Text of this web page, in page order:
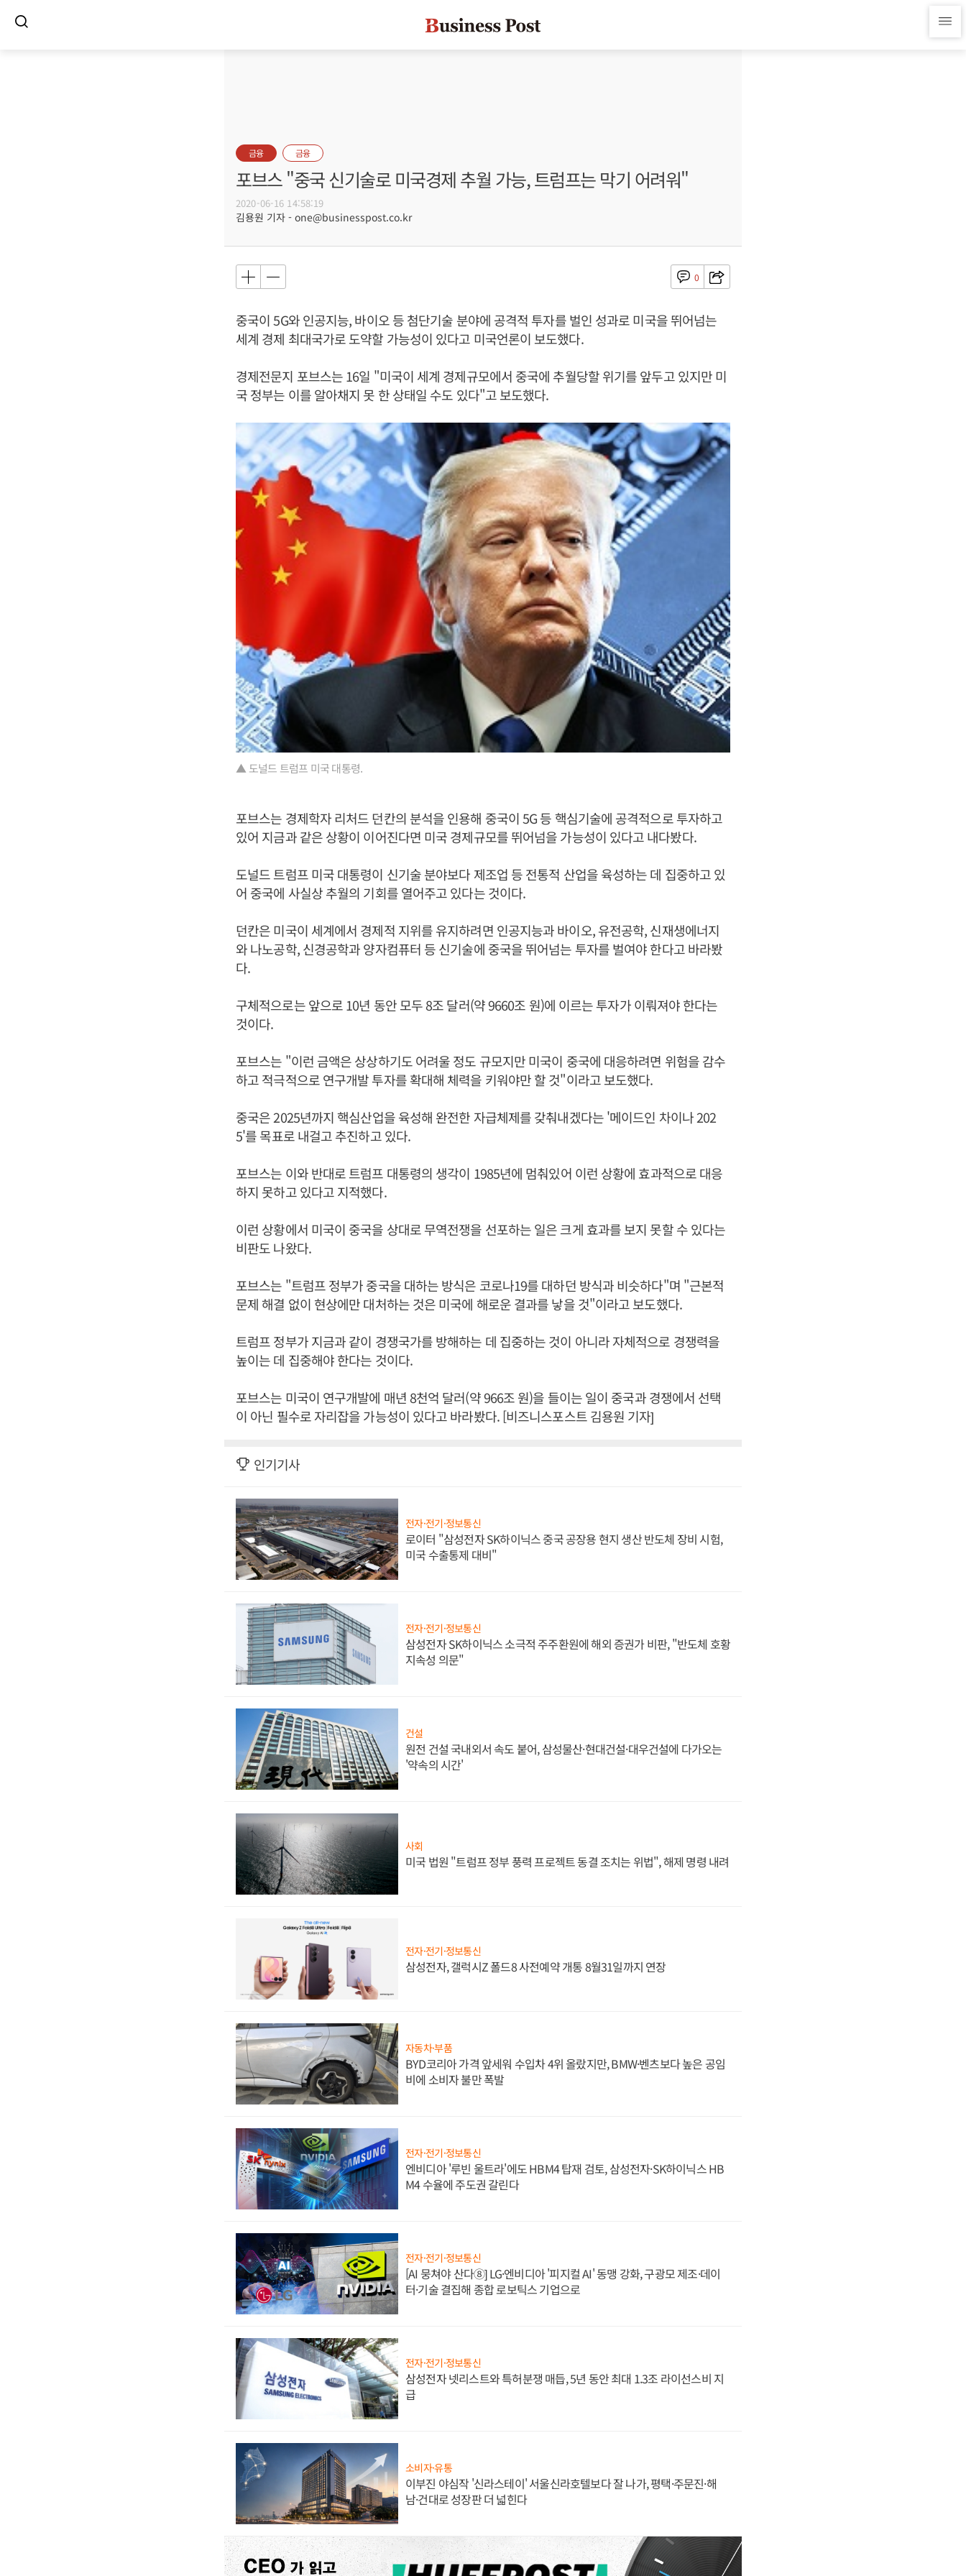
금융 금융
포브스 "중국 신기술로 미국경제 추월 가능, 트럼프는 막기 어려워"
2020-06-16 14:58:19
김용원 기자 - one@businesspost.co.kr
0
중국이 5G와 인공지능, 바이오 등 첨단기술 분야에 공격적 투자를 벌인 성과로 미국을 뛰어넘는
세계 경제 최대국가로 도약할 가능성이 있다고 미국언론이 보도했다.
경제전문지 포브스는 16일 "미국이 세계 경제규모에서 중국에 추월당할 위기를 앞두고 있지만 미
국 정부는 이를 알아채지 못 한 상태일 수도 있다"고 보도했다.
▲ 도널드 트럼프 미국 대통령.
포브스는 경제학자 리처드 던칸의 분석을 인용해 중국이 5G 등 핵심기술에 공격적으로 투자하고
있어 지금과 같은 상황이 이어진다면 미국 경제규모를 뛰어넘을 가능성이 있다고 내다봤다.
도널드 트럼프 미국 대통령이 신기술 분야보다 제조업 등 전통적 산업을 육성하는 데 집중하고 있
어 중국에 사실상 추월의 기회를 열어주고 있다는 것이다.
던칸은 미국이 세계에서 경제적 지위를 유지하려면 인공지능과 바이오, 유전공학, 신재생에너지
와 나노공학, 신경공학과 양자컴퓨터 등 신기술에 중국을 뛰어넘는 투자를 벌여야 한다고 바라봤
다.
구체적으로는 앞으로 10년 동안 모두 8조 달러(약 9660조 원)에 이르는 투자가 이뤄져야 한다는
것이다.
포브스는 "이런 금액은 상상하기도 어려울 정도 규모지만 미국이 중국에 대응하려면 위험을 감수
하고 적극적으로 연구개발 투자를 확대해 체력을 키워야만 할 것"이라고 보도했다.
중국은 2025년까지 핵심산업을 육성해 완전한 자급체제를 갖춰내겠다는 '메이드인 차이나 202
5'를 목표로 내걸고 추진하고 있다.
포브스는 이와 반대로 트럼프 대통령의 생각이 1985년에 멈춰있어 이런 상황에 효과적으로 대응
하지 못하고 있다고 지적했다.
이런 상황에서 미국이 중국을 상대로 무역전쟁을 선포하는 일은 크게 효과를 보지 못할 수 있다는
비판도 나왔다.
포브스는 "트럼프 정부가 중국을 대하는 방식은 코로나19를 대하던 방식과 비슷하다"며 "근본적
문제 해결 없이 현상에만 대처하는 것은 미국에 해로운 결과를 낳을 것"이라고 보도했다.
트럼프 정부가 지금과 같이 경쟁국가를 방해하는 데 집중하는 것이 아니라 자체적으로 경쟁력을
높이는 데 집중해야 한다는 것이다.
포브스는 미국이 연구개발에 매년 8천억 달러(약 966조 원)을 들이는 일이 중국과 경쟁에서 선택
이 아닌 필수로 자리잡을 가능성이 있다고 바라봤다. [비즈니스포스트 김용원 기자]
인기기사
전자·전기·정보통신
로이터 "삼성전자 SK하이닉스 중국 공장용 현지 생산 반도체 장비 시험,
미국 수출통제 대비"
전자·전기·정보통신
삼성전자 SK하이닉스 소극적 주주환원에 해외 증권가 비판, "반도체 호황
지속성 의문"
건설
원전 건설 국내외서 속도 붙어, 삼성물산·현대건설·대우건설에 다가오는
'약속의 시간'
사회
미국 법원 "트럼프 정부 풍력 프로젝트 동결 조치는 위법", 해제 명령 내려
전자·전기·정보통신
삼성전자, 갤럭시Z 폴드8 사전예약 개통 8월31일까지 연장
자동차·부품
BYD코리아 가격 앞세워 수입차 4위 올랐지만, BMW·벤츠보다 높은 공임
비에 소비자 불만 폭발
전자·전기·정보통신
엔비디아 '루빈 울트라'에도 HBM4 탑재 검토, 삼성전자·SK하이닉스 HB
M4 수율에 주도권 갈린다
전자·전기·정보통신
[AI 뭉쳐야 산다⑧] LG·엔비디아 '피지컬 AI' 동맹 강화, 구광모 제조·데이
터·기술 결집해 종합 로보틱스 기업으로
전자·전기·정보통신
삼성전자 넷리스트와 특허분쟁 매듭, 5년 동안 최대 1.3조 라이선스비 지
급
소비자·유통
이부진 야심작 '신라스테이' 서울신라호텔보다 잘 나가, 평택·주문진·해
남·건대로 성장판 더 넓힌다